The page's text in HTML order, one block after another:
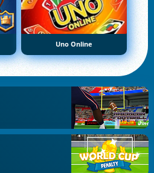
Uno Online